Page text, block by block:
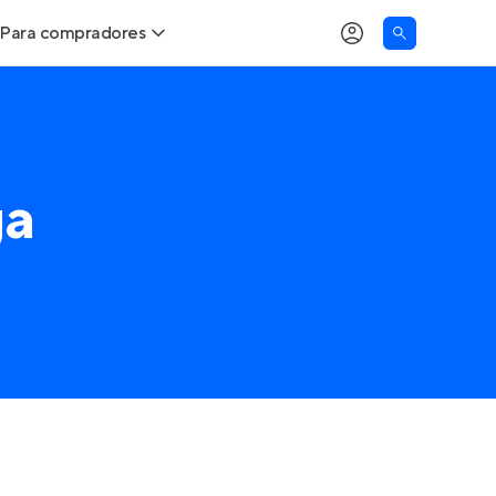
Para compradores
Comprar x Alugar
Encontre um corretor